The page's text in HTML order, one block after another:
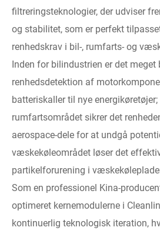
filtreringsteknologier, der udviser
og stabilitet, som er perfekt
renhedskrav i bil-, rumfarts- og
Inden for bilindustrien er det meget
renhedsdetektion af
batteriskaller til nye
rumfartsområdet sikrer det
aerospace-dele for at undgå
væskekøleområdet løser det
partikelforurening i
Som en professionel Kina-
optimeret kernemodulerne i
kontinuerlig teknologisk iteration,